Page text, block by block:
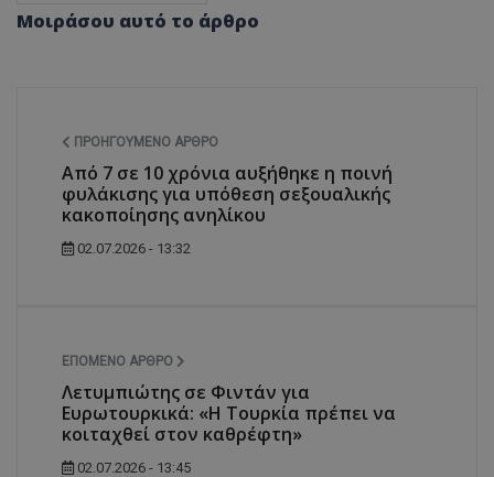
Μοιράσου αυτό το άρθρο
ΠΡΟΗΓΟΎΜΕΝΟ ΆΡΘΡΟ
Από 7 σε 10 χρόνια αυξήθηκε η ποινή
φυλάκισης για υπόθεση σεξουαλικής
κακοποίησης ανηλίκου
02.07.2026 - 13:32
ΕΠΌΜΕΝΟ ΆΡΘΡΟ
Λετυμπιώτης σε Φιντάν για
Ευρωτουρκικά: «Η Τουρκία πρέπει να
κοιταχθεί στον καθρέφτη»
02.07.2026 - 13:45